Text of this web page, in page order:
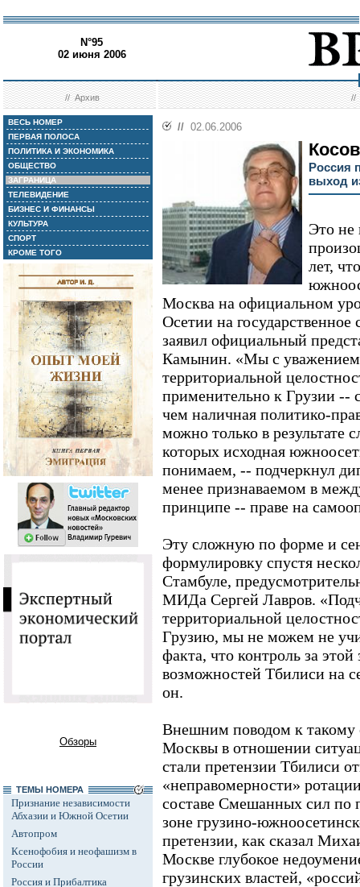
N°95
02 июня 2006
//Архив //
ВЕСЬ НОМЕР
ПЕРВАЯ ПОЛОСА
ПОЛИТИКА И ЭКОНОМИКА
ОБЩЕСТВО
ЗАГРАНИЦА
ТЕЛЕВИДЕНИЕ
БИЗНЕС И ФИНАНСЫ
КУЛЬТУРА
СПОРТ
КРОМЕ ТОГО
Обзоры
ТЕМЫ НОМЕРА
Признание независимости
Абхазии и Южной Осетии
Автопром
Ксенофобия и неофашизм в
России
Россия и Прибалтика
// 02.06.2006
Россия
выход
Это не
лет,
Москва на официальном
Осетии на
заявил официальный
Камынин. «Мы с
территориальной
применительно к Грузии --
чем наличная политико-
можно только в результате
которых исходная
понимаем, -- подчеркнул
менее признаваемом в
принципе -- праве на
Эту сложную по форме и
формулировку спустя
Стамбуле,
МИДа Сергей Лавров.
территориальной
Грузию, мы не можем не
факта, что контроль за
возможностей Тбилиси на
он.
Внешним поводом к такому
Москвы в отношении
стали претензии Тбилиси
«неправомерности»
составе Смешанных сил
зоне грузино-
претензии, как сказал
Москве глубокое
грузинских властей,